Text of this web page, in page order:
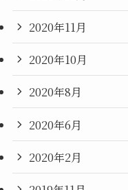
2020年11月
2020年10月
2020年8月
2020年6月
2020年2月